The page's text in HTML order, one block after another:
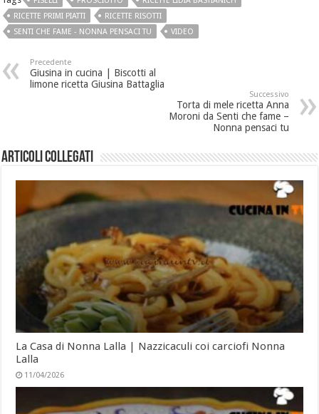
RICETTE PRIMI PIATTI
RICETTE RISOTTI
SENTI CHE FAME - NONNA PENSACI TU
VIDEO
Precedente
Giusina in cucina | Biscotti al
limone ricetta Giusina Battaglia
Successivo
Torta di mele ricetta Anna
Moroni da Senti che fame –
Nonna pensaci tu
Articoli collegati
La Casa di Nonna Lalla | Nazzicaculi coi carciofi Nonna
Lalla
11/04/2026